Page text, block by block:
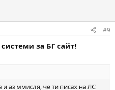
#9
за БГ сайт!
аз ммисля, че ти писах на ЛС